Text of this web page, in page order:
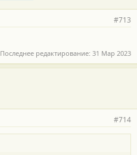
#713
Последнее редактирование: 31 Мар 2023
#714